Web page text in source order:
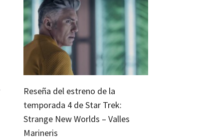
Reseña del estreno de la
temporada 4 de Star Trek:
Strange New Worlds – Valles
Marineris